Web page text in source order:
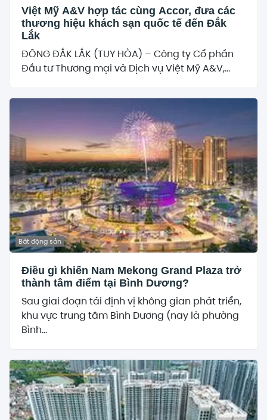
Việt Mỹ A&V hợp tác cùng Accor, đưa các
thương hiệu khách sạn quốc tế đến Đắk
Lắk
ĐÔNG ĐẮK LẮK (TUY HÒA) – Công ty Cổ phần
Đầu tư Thương mại và Dịch vụ Việt Mỹ A&V,...
Bất động sản
Điều gì khiến Nam Mekong Grand Plaza trở
thành tâm điểm tại Bình Dương?
Sau giai đoạn tái định vị không gian phát triển,
khu vực trung tâm Bình Dương (nay là phường
Bình...